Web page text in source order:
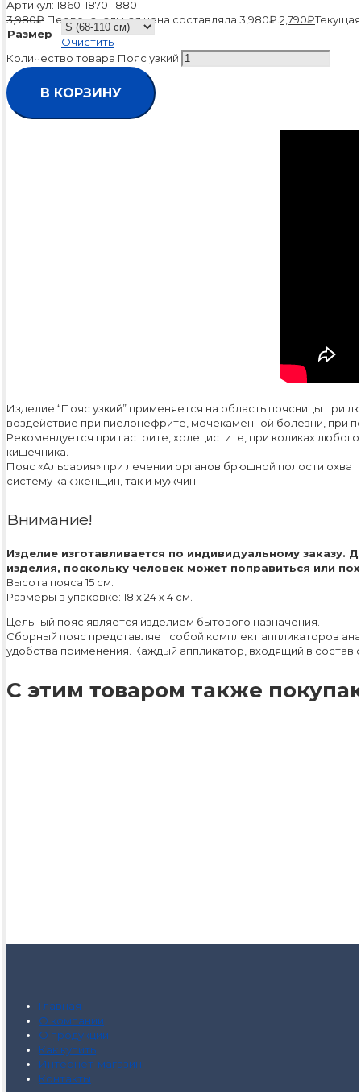
Артикул: 1860-1870-1880
3,980₽ Первоначальная цена составляла 3,980₽. 2,790₽
Размер
Очистить
Количество товара Пояс узкий
В КОРЗИНУ
Изделие “Пояс узкий” применяется на область поясницы
воздействие при пиелонефрите, мочекаменной болезни, при
Рекомендуется при гастрите, холецистите, при коликах
кишечника.
Пояс «Альсария» при лечении органов брюшной полости
систему как женщин, так и мужчин.
Внимание!
Изделие изготавливается по индивидуальному
изделия, поскольку человек может поправиться или
Высота пояса 15 см.
Размеры в упаковке: 18 х 24 х 4 см.
Цельный пояс является изделием бытового назначения.
Сборный пояс представляет собой комплект аппликаторов
удобства применения. Каждый аппликатор, входящий в
С этим товаром также
Главная
О компании
О продукции
Как купить
Интернет-магазин
Контакты